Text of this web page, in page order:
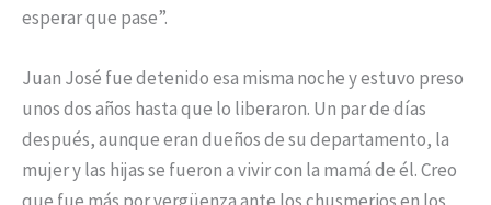
esperar que pase”.
Juan José fue detenido esa misma noche y estuvo preso
unos dos años hasta que lo liberaron. Un par de días
después, aunque eran dueños de su departamento, la
mujer y las hijas se fueron a vivir con la mamá de él. Creo